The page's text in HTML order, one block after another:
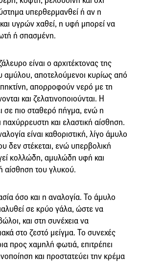
υπερθερμανθεί ή αν η
υγρών χαθεί, η υφή μπορεί να
ή σπασμένη.
είναι ο αρχιτέκτονας της
αμύλου, αποτελούμενοι κυρίως από
απορροφούν νερό με τη
και ζελατινοποιούνται. Η
σε πιο σταθερό πήγμα, ενώ η
παχύρρευστη και ελαστική αίσθηση.
είναι καθοριστική, λίγο άμυλο
δεν στέκεται, ενώ υπερβολική
κολλώδη, αμυλώδη υφή και
αίσθηση του γλυκού.
όσο και η αναλογία. Το άμυλο
σε κρύο γάλα, ώστε να
και στη συνέχεια να
στο ζεστό μείγμα. Το συνεχές
προς χαμηλή φωτιά, επιτρέπει
και προστατεύει την κρέμα